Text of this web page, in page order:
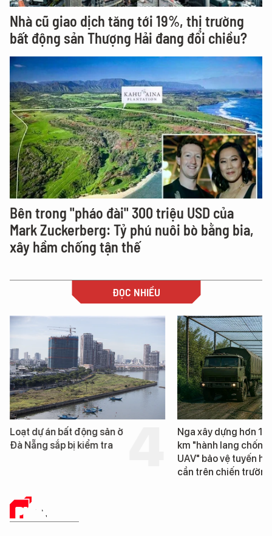
Nhà cũ giao dịch tăng tới 19%, thị trường
bất động sản Thượng Hải đang đổi chiều?
Bên trong "pháo đài" 300 triệu USD của
Mark Zuckerberg: Tỷ phú nuôi bò bằng bia,
xây hầm chống tận thế
ĐỌC NHIỀU
dự án bất động sản ở
Nẵng sắp bị kiểm tra
Nga xây dựng hơn 1.800
km "hành lang chống
UAV" bảo vệ tuyến hậu
cần trên chiến trường
PHÂN TÍCH